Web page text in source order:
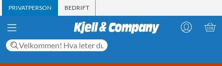
PRIVATPERSON BEDRIFT